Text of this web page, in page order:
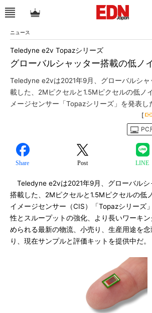
ニュース
グローバルシャッター搭載の低ノ
Teledyne e2v Topazシリーズ
Teledyne e2vは2021年9月、グローバルシ
載した、2Mピクセルと1.5Mピクセルの低ノ
メージセンサー「Topazシリーズ」を発表し
[
PC
Share Post LINE
Teledyne e2vは2021年9月、グローバルシ
搭載した、2Mピクセルと1.5Mピクセルの低
イメージセンサー（CIS）「Topazシリーズ
性とスループットの強化、より長いワーキ
められる最新の物流、小売り、生産用途を
り、現在サンプルと評価キットを提供中だ。